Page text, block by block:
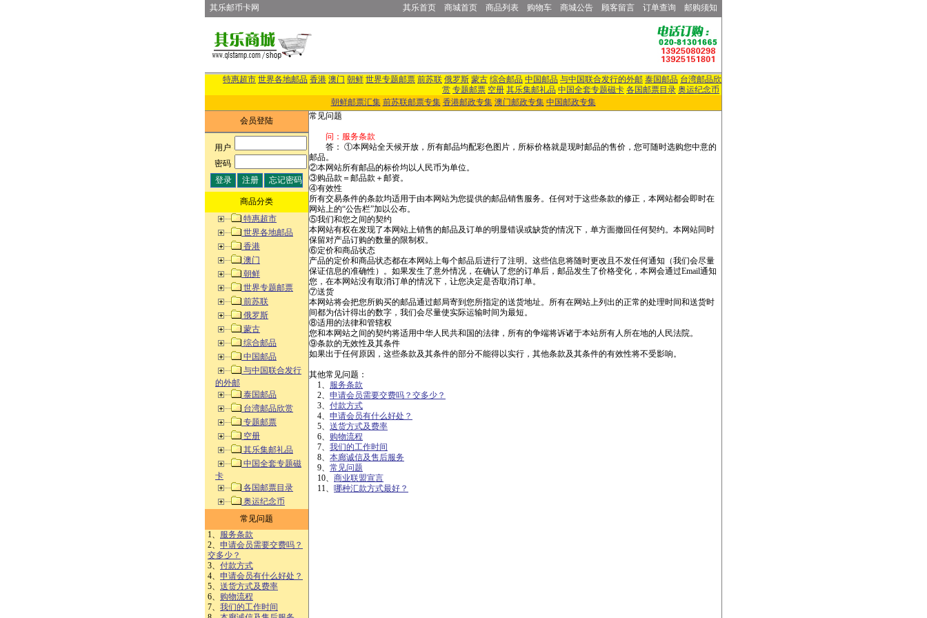
其乐邮币卡网 其乐首页 商城首页 商品列表 购物车 商城公告 顾客留言 订单查询 邮购须知
特惠超市 世界各地邮品 香港 澳门 朝鲜 世界专题邮票 前苏联 俄罗斯 蒙古 综合邮品 中国邮品 与中国联合发行的外邮 泰国邮品 台湾邮品欣
赏 专题邮票 空册 其乐集邮礼品 中国全套专题磁卡 各国邮票目录 奥运纪念币
朝鲜邮票汇集 前苏联邮票专集 香港邮政专集 澳门邮政专集 中国邮政专集
会员登陆
用户:
密码:
商品分类
特惠超市
世界各地邮品
香港
澳门
朝鲜
世界专题邮票
前苏联
俄罗斯
蒙古
综合邮品
中国邮品
与中国联合发行
的外邮
泰国邮品
台湾邮品欣赏
专题邮票
空册
其乐集邮礼品
中国全套专题磁
卡
各国邮票目录
奥运纪念币
常见问题
1、 服务条款
2、 申请会员需要交费吗？
交多少？
3、 付款方式
4、 申请会员有什么好处？
5、 送货方式及费率
6、 购物流程
7、 我们的工作时间
常见问题
问：服务条款
答： ①本网站全天候开放，所有邮品均配彩色图片，所标价格就是现时邮品的售价，您可随时选购您中意的
邮品。
②本网站所有邮品的标价均以人民币为单位。
③购品款＝邮品款＋邮资。
④有效性
所有交易条件的条款均适用于由本网站为您提供的邮品销售服务。任何对于这些条款的修正，本网站都会即时在
网站上的“公告栏”加以公布。
⑤我们和您之间的契约
本网站有权在发现了本网站上销售的邮品及订单的明显错误或缺货的情况下，单方面撤回任何契约。本网站同时
保留对产品订购的数量的限制权。
⑥定价和商品状态
产品的定价和商品状态都在本网站上每个邮品后进行了注明。这些信息将随时更改且不发任何通知（我们会尽量
保证信息的准确性）。如果发生了意外情况，在确认了您的订单后，邮品发生了价格变化，本网会通过Email通知
您，在本网站没有取消订单的情况下，让您决定是否取消订单。
⑦送货
本网站将会把您所购买的邮品通过邮局寄到您所指定的送货地址。所有在网站上列出的正常的处理时间和送货时
间都为估计得出的数字，我们会尽量使实际运输时间为最短。
⑧适用的法律和管辖权
您和本网站之间的契约将适用中华人民共和国的法律，所有的争端将诉诸于本站所有人所在地的人民法院。
⑨条款的无效性及其条件
如果出于任何原因，这些条款及其条件的部分不能得以实行，其他条款及其条件的有效性将不受影响。
其他常见问题：
1、 服务条款
2、 申请会员需要交费吗？交多少？
3、 付款方式
4、 申请会员有什么好处？
5、 送货方式及费率
6、 购物流程
7、 我们的工作时间
8、 本廊诚信及售后服务
9、 常见问题
10、 商业联盟宣言
11、 哪种汇款方式最好？